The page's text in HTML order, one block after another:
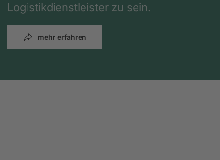
Logistikdienstleister zu sein.
mehr erfahren